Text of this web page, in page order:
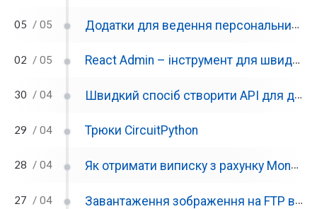
05 / 05 Додатки для ведення персональних фінансів
02 / 05 React Admin – інструмент для швидкого створення UI адмінки
30 / 04 Швидкий спосіб створити API для доступу до БД, використовуючи PHP-CRUD-API
29 / 04 Трюки CircuitPython
28 / 04 Як отримати виписку з рахунку Monobank використовуючи Monobank API
27 / 04 Завантаження зображення на FTP використовуючи CircuitPython на Cardputer